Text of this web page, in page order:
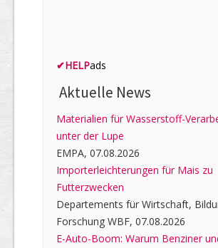
✔HELPads
Aktuelle News
Materialien für Wasserstoff-
unter der Lupe
EMPA, 07.08.2026
Importerleichterungen für Mais zu
Futterzwecken
Departements für Wirtschaft,
Forschung WBF, 07.08.2026
E-Auto-Boom: Warum Benziner